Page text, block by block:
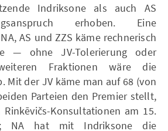
Indriksone als auch AS
erhoben. Eine
AS und ZZS käme rechnerisch
— ohne JV-Tolerierung oder
Fraktionen wäre die
Mit der JV käme man auf 68 (von
Parteien den Premier stellt,
Konsultationen am 15.
NA hat mit Indriksone die